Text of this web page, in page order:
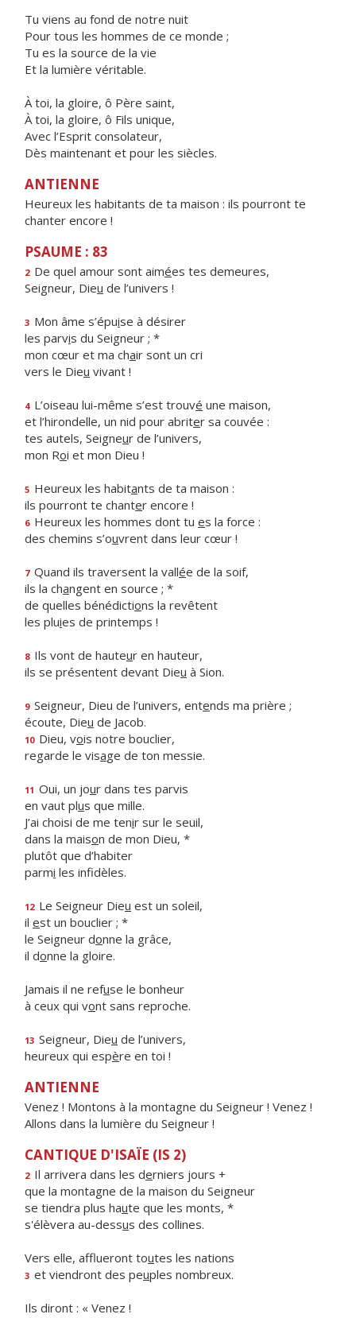
Tu viens au fond de notre nuit
Pour tous les hommes de ce monde ;
Tu es la source de la vie
Et la lumière véritable.
À toi, la gloire, ô Père saint,
À toi, la gloire, ô Fils unique,
Avec l’Esprit consolateur,
Dès maintenant et pour les siècles.
ANTIENNE
Heureux les habitants de ta maison : ils pourront te
chanter encore !
PSAUME : 83
2 De quel amour sont aimées tes demeures,
Seigneur, Dieu de l’univers !
3 Mon âme s’épuise à désirer
les parvis du Seigneur ; *
mon cœur et ma chair sont un cri
vers le Dieu vivant !
4 L’oiseau lui-même s’est trouvé une maison,
et l’hirondelle, un nid pour abriter sa couvée :
tes autels, Seigneur de l’univers,
mon Roi et mon Dieu !
5 Heureux les habitants de ta maison :
ils pourront te chanter encore !
6 Heureux les hommes dont tu es la force :
des chemins s’ouvrent dans leur cœur !
7 Quand ils traversent la vallée de la soif,
ils la changent en source ; *
de quelles bénédictions la revêtent
les pluies de printemps !
8 Ils vont de hauteur en hauteur,
ils se présentent devant Dieu à Sion.
9 Seigneur, Dieu de l’univers, entends ma prière ;
écoute, Dieu de Jacob.
10 Dieu, vois notre bouclier,
regarde le visage de ton messie.
11 Oui, un jour dans tes parvis
en vaut plus que mille.
J’ai choisi de me tenir sur le seuil,
dans la maison de mon Dieu, *
plutôt que d’habiter
parmi les infidèles.
12 Le Seigneur Dieu est un soleil,
il est un bouclier ; *
le Seigneur donne la grâce,
il donne la gloire.
Jamais il ne refuse le bonheur
à ceux qui vont sans reproche.
13 Seigneur, Dieu de l’univers,
heureux qui espère en toi !
ANTIENNE
Venez ! Montons à la montagne du Seigneur ! Venez !
Allons dans la lumière du Seigneur !
CANTIQUE D'ISAÏE (IS 2)
2 Il arrivera dans les derniers jours +
que la montagne de la maison du Seigneur
se tiendra plus haute que les monts, *
s'élèvera au-dessus des collines.
Vers elle, afflueront toutes les nations
3 et viendront des peuples nombreux.
Ils diront : « Venez !